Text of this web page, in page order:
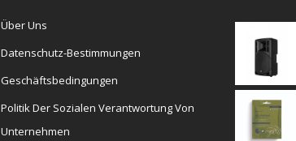
Über Uns
Datenschutz-Bestimmungen
Geschäftsbedingungen
Politik Der Sozialen Verantwortung Von
Unternehmen